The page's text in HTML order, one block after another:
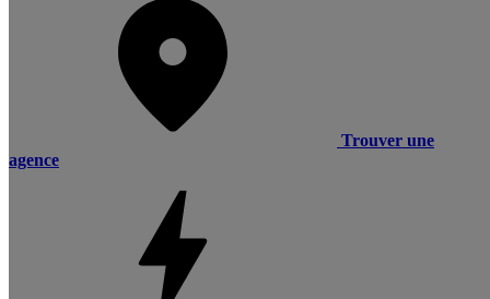
Trouver une
agence